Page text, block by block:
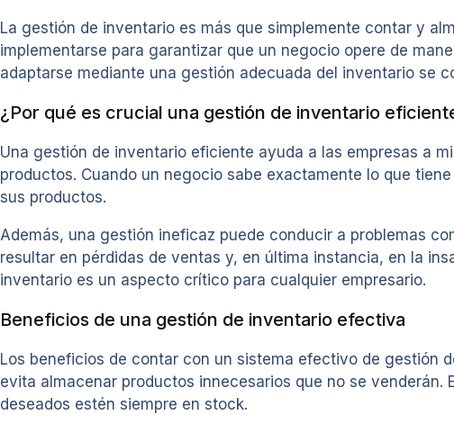
La gestión de inventario es más que simplemente contar y
implementarse para garantizar que un negocio opere de
adaptarse mediante una gestión adecuada del inventario se
¿Por qué es crucial una gestión de inventario
Una gestión de inventario eficiente ayuda a las empresas a
productos. Cuando un negocio sabe exactamente lo que
sus productos.
Además, una gestión ineficaz puede conducir a problemas
resultar en pérdidas de ventas y, en última instancia, en la
inventario es un aspecto crítico para cualquier empresario.
Beneficios de una gestión de inventario efectiva
Los beneficios de contar con un sistema efectivo de gestión
evita almacenar productos innecesarios que no se
deseados estén siempre en stock.